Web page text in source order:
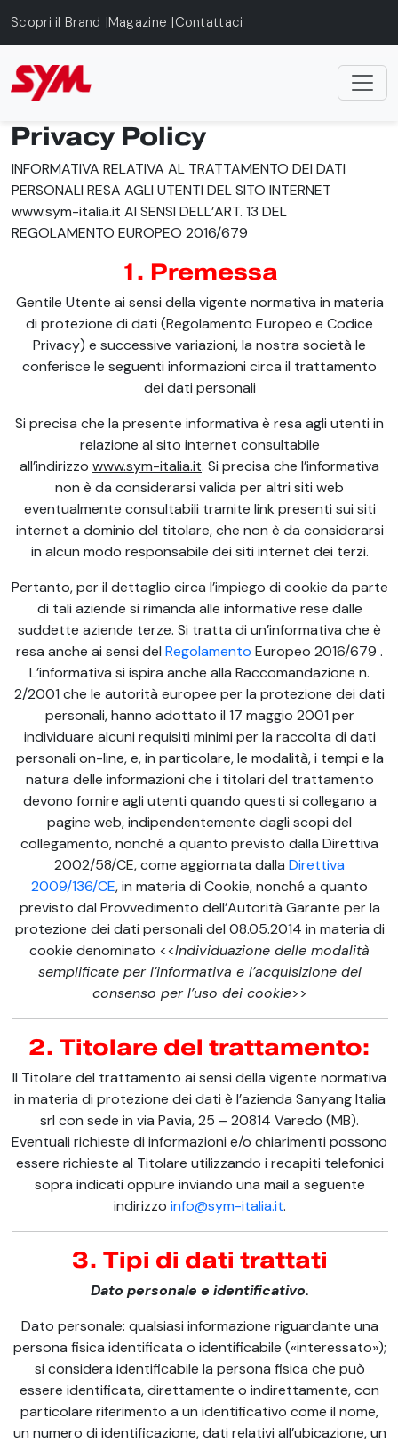
Scopri il Brand Magazine Contattaci
Privacy Policy
INFORMATIVA RELATIVA AL TRATTAMENTO DEI DATI
PERSONALI RESA AGLI UTENTI DEL SITO INTERNET
www.sym-italia.it AI SENSI DELL’ART. 13 DEL
REGOLAMENTO EUROPEO 2016/679
1. Premessa
Gentile Utente ai sensi della vigente normativa in materia
di protezione di dati (Regolamento Europeo e Codice
Privacy) e successive variazioni, la nostra società le
conferisce le seguenti informazioni circa il trattamento
dei dati personali
Si precisa che la presente informativa è resa agli utenti in
relazione al sito internet consultabile
all’indirizzo www.sym-italia.it. Si precisa che l’informativa
non è da considerarsi valida per altri siti web
eventualmente consultabili tramite link presenti sui siti
internet a dominio del titolare, che non è da considerarsi
in alcun modo responsabile dei siti internet dei terzi.
Pertanto, per il dettaglio circa l’impiego di cookie da parte
di tali aziende si rimanda alle informative rese dalle
suddette aziende terze. Si tratta di un’informativa che è
resa anche ai sensi del Regolamento Europeo 2016/679 .
L’informativa si ispira anche alla Raccomandazione n.
2/2001 che le autorità europee per la protezione dei dati
personali, hanno adottato il 17 maggio 2001 per
individuare alcuni requisiti minimi per la raccolta di dati
personali on-line, e, in particolare, le modalità, i tempi e la
natura delle informazioni che i titolari del trattamento
devono fornire agli utenti quando questi si collegano a
pagine web, indipendentemente dagli scopi del
collegamento, nonché a quanto previsto dalla Direttiva
2002/58/CE, come aggiornata dalla Direttiva
2009/136/CE, in materia di Cookie, nonché a quanto
previsto dal Provvedimento dell’Autorità Garante per la
protezione dei dati personali del 08.05.2014 in materia di
cookie denominato <<Individuazione delle modalità
semplificate per l’informativa e l’acquisizione del
consenso per l’uso dei cookie>>
2. Titolare del trattamento:
Il Titolare del trattamento ai sensi della vigente normativa
in materia di protezione dei dati è l’azienda Sanyang Italia
srl con sede in via Pavia, 25 – 20814 Varedo (MB).
Eventuali richieste di informazioni e/o chiarimenti possono
essere richieste al Titolare utilizzando i recapiti telefonici
sopra indicati oppure inviando una mail a seguente
indirizzo info@sym-italia.it.
3. Tipi di dati trattati
Dato personale e identificativo.
Dato personale: qualsiasi informazione riguardante una
persona fisica identificata o identificabile («interessato»);
si considera identificabile la persona fisica che può
essere identificata, direttamente o indirettamente, con
particolare riferimento a un identificativo come il nome,
un numero di identificazione, dati relativi all’ubicazione, un